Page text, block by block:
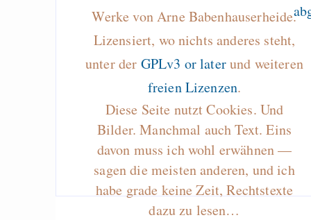
Werke von Arne Babenhauserheide.
Lizensiert, wo nichts anderes steht,
unter der GPLv3 or laterund weiteren
freien Lizenzen.
Diese Seite nutzt Cookies. Und
Bilder. Manchmal auch Text. Eins
davon muss ich wohl erwähnen —
sagen die meisten anderen, und ich
habe grade keine Zeit, Rechtstexte
dazu zu lesen…